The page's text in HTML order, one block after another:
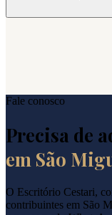
Fale conosco
Precisa de
em São
O Escritório Cestari,
contribuintes em São